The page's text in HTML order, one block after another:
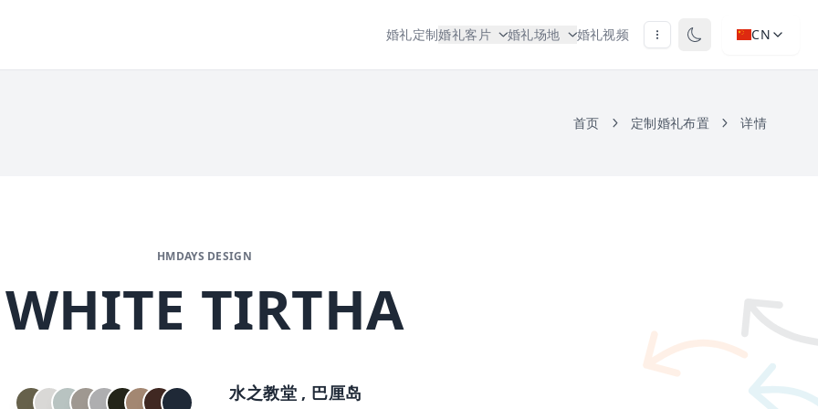
CN
婚礼定制婚礼客片 婚礼场地 婚礼视频
首页 定制婚礼布置 详情
HMDAYS DESIGN
WHITE TIRTHA
水之教堂 , 巴厘岛